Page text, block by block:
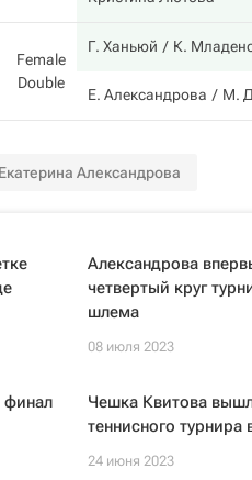
Female
Double
Г. Ханьюй К.
Е. Александрова М.
Екатерина Александрова
Александрова
четвертый круг
шлема
08 июля 2023
финал
Чешка Квитова
теннисного турнира
24 июня 2023